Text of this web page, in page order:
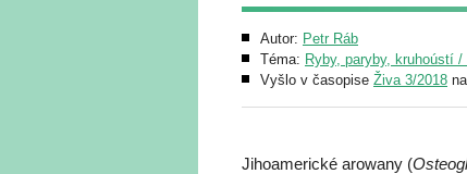
Autor: Petr Ráb
Téma: Ryby, paryby, kruhoústí /
Vyšlo v časopise Živa 3/2018
Jihoamerické arowany (